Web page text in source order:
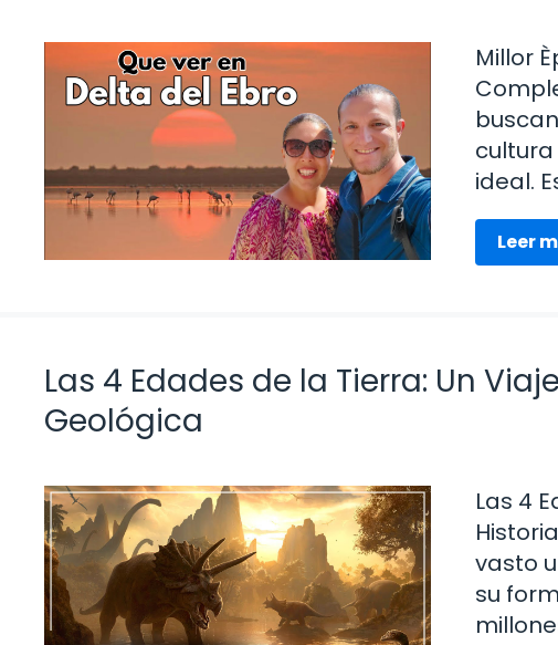
Millor
ideal.
Leer
Las 4 Edades de la Tierra: Un
Geológica
Las 4
vasto
su